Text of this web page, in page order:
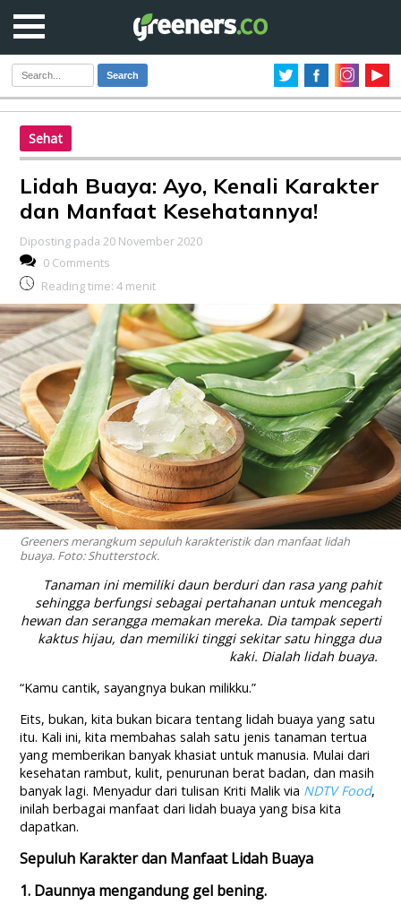
Search
Sehat
Lidah Buaya: Ayo, Kenali Karakter
dan Manfaat Kesehatannya!
Diposting pada 20 November 2020
0 Comments
Reading time: 4 menit
Greeners merangkum sepuluh karakteristik dan manfaat lidah
buaya. Foto: Shutterstock.
Tanaman ini memiliki daun berduri dan rasa yang pahit
sehingga berfungsi sebagai pertahanan untuk mencegah
hewan dan serangga memakan mereka. Dia tampak seperti
kaktus hijau, dan memiliki tinggi sekitar satu hingga dua
kaki. Dialah lidah buaya.
“Kamu cantik, sayangnya bukan milikku.”
Eits, bukan, kita bukan bicara tentang lidah buaya yang satu
itu. Kali ini, kita membahas salah satu jenis tanaman tertua
yang memberikan banyak khasiat untuk manusia. Mulai dari
kesehatan rambut, kulit, penurunan berat badan, dan masih
banyak lagi. Menyadur dari tulisan Kriti Malik via NDTV Food,
inilah berbagai manfaat dari lidah buaya yang bisa kita
dapatkan.
Sepuluh Karakter dan Manfaat Lidah Buaya
1. Daunnya mengandung gel bening.